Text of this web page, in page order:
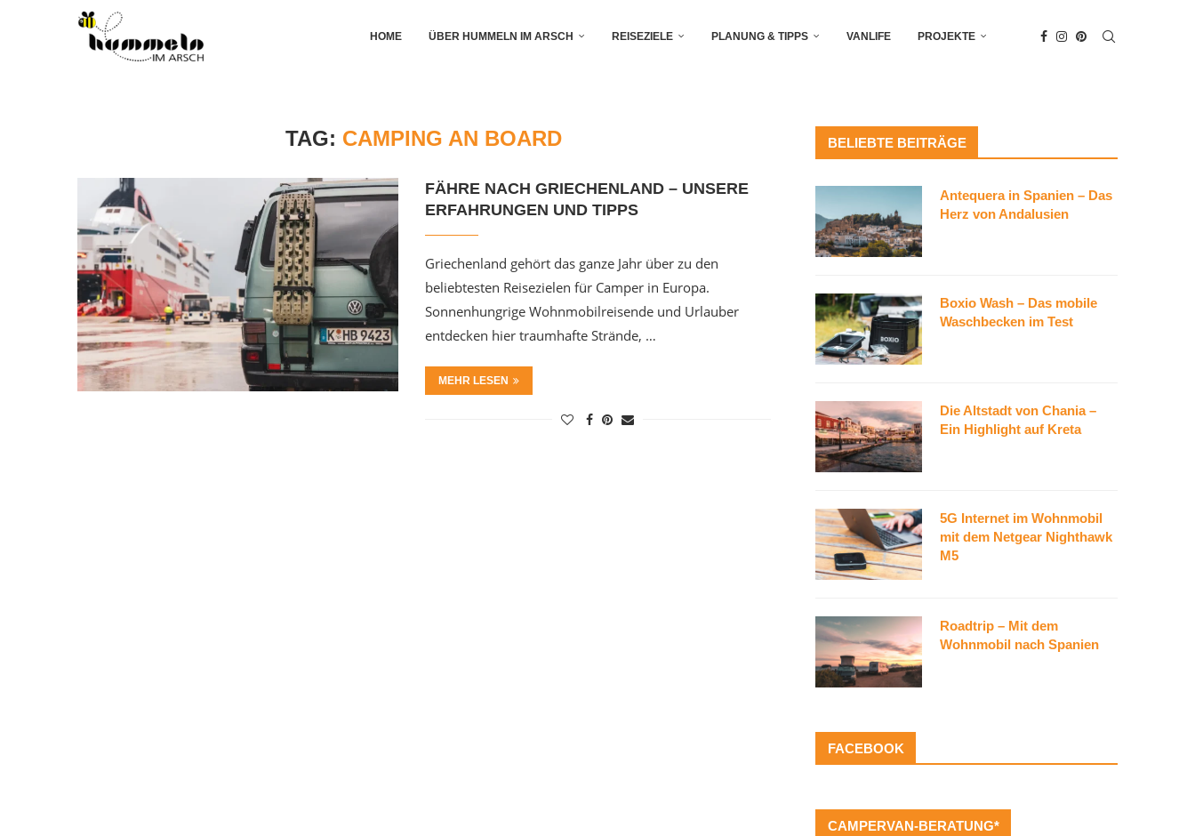
HOME ÜBER HUMMELN IM ARSCH REISEZIELE PLANUNG & TIPPS VANLIFE PROJEKTE
TAG: CAMPING AN BOARD
FÄHRE NACH GRIECHENLAND – UNSERE
ERFAHRUNGEN UND TIPPS
Griechenland gehört das ganze Jahr über zu den
beliebtesten Reisezielen für Camper in Europa.
Sonnenhungrige Wohnmobilreisende und Urlauber
entdecken hier traumhafte Strände, …
MEHR LESEN
BELIEBTE BEITRÄGE
Antequera in Spanien – Das
Herz von Andalusien
Boxio Wash – Das mobile
Waschbecken im Test
Die Altstadt von Chania –
Ein Highlight auf Kreta
5G Internet im Wohnmobil
mit dem Netgear Nighthawk
M5
Roadtrip – Mit dem
Wohnmobil nach Spanien
FACEBOOK
CAMPERVAN-BERATUNG*